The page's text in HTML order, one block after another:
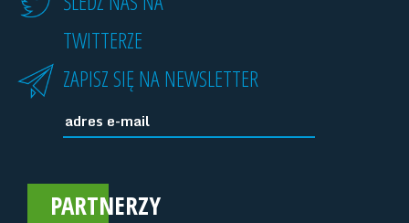
TWITTERZE
ZAPISZ SIĘ NA NEWSLETTER
PARTNERZY